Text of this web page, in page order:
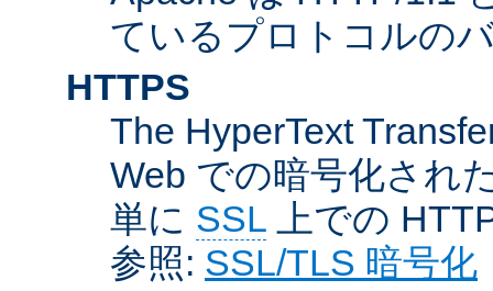
ているプロトコルの
HTTPS
The HyperText
Web での暗号化され
単に SSL 上での
参照: SSL/TLS 暗号化